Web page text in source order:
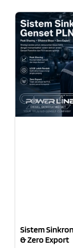
Sistem
& Zero Export